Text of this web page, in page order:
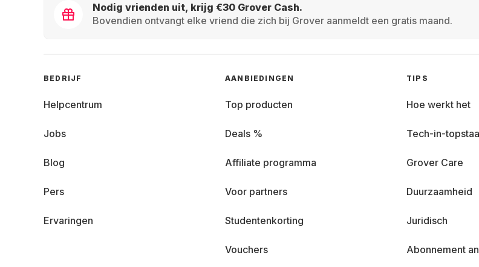
Nodig vrienden uit, krijg €30 Grover Cash.
Bovendien ontvangt elke vriend die zich bij Grover aanmeldt een gratis maand.
BEDRIJF
Helpcentrum
Jobs
Blog
Pers
Ervaringen
AANBIEDINGEN
Top producten
Deals %
Affiliate programma
Voor partners
Studentenkorting
Vouchers
TIPS
Hoe werkt het
Tech-in-
Grover Care
Duurzaamheid
Juridisch
Abonnement